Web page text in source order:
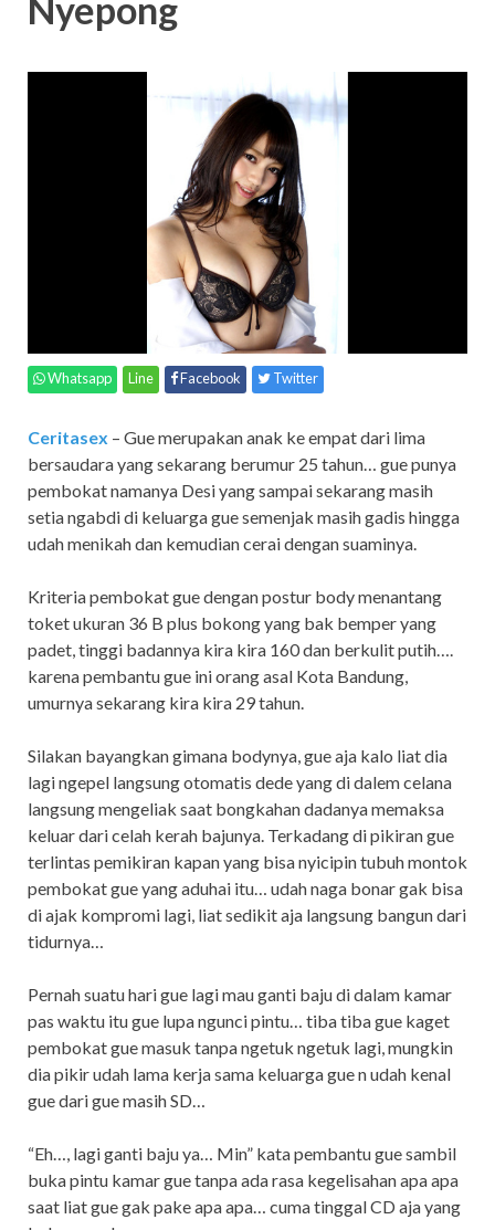
Nyepong
Whatsapp Line Facebook Twitter
Ceritasex – Gue merupakan anak ke empat dari lima
bersaudara yang sekarang berumur 25 tahun… gue punya
pembokat namanya Desi yang sampai sekarang masih
setia ngabdi di keluarga gue semenjak masih gadis hingga
udah menikah dan kemudian cerai dengan suaminya.
Kriteria pembokat gue dengan postur body menantang
toket ukuran 36 B plus bokong yang bak bemper yang
padet, tinggi badannya kira kira 160 dan berkulit putih….
karena pembantu gue ini orang asal Kota Bandung,
umurnya sekarang kira kira 29 tahun.
Silakan bayangkan gimana bodynya, gue aja kalo liat dia
lagi ngepel langsung otomatis dede yang di dalem celana
langsung mengeliak saat bongkahan dadanya memaksa
keluar dari celah kerah bajunya. Terkadang di pikiran gue
terlintas pemikiran kapan yang bisa nyicipin tubuh montok
pembokat gue yang aduhai itu… udah naga bonar gak bisa
di ajak kompromi lagi, liat sedikit aja langsung bangun dari
tidurnya…
Pernah suatu hari gue lagi mau ganti baju di dalam kamar
pas waktu itu gue lupa ngunci pintu… tiba tiba gue kaget
pembokat gue masuk tanpa ngetuk ngetuk lagi, mungkin
dia pikir udah lama kerja sama keluarga gue n udah kenal
gue dari gue masih SD…
“Eh…, lagi ganti baju ya… Min” kata pembantu gue sambil
buka pintu kamar gue tanpa ada rasa kegelisahan apa apa
saat liat gue gak pake apa apa… cuma tinggal CD aja yang